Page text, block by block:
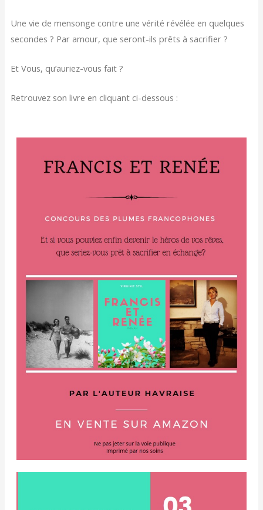
Une vie de mensonge contre une vérité révélée en quelques
secondes ? Par amour, que seront-ils prêts à sacrifier ?
Et Vous, qu’auriez-vous fait ?
Retrouvez son livre en cliquant ci-dessous :